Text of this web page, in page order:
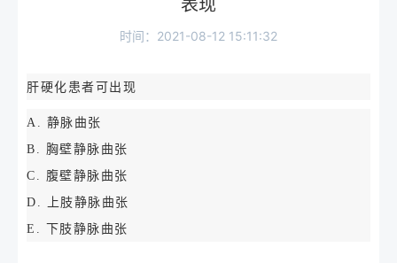
表现
时间：2021-08-12 15:11:32
肝硬化患者可出现
A. 静脉曲张
B. 胸壁静脉曲张
C. 腹壁静脉曲张
D. 上肢静脉曲张
E. 下肢静脉曲张